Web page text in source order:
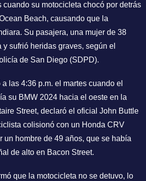
cuando su motocicleta chocó por detrás
Beach, causando que la
Su pasajera, una mujer de 38
sufrió heridas graves, según el
de San Diego (SDPD).
las 4:36 p.m. el martes cuando el
su BMW 2024 hacia el oeste en la
Street, declaró el oficial John Buttle
colisionó con un Honda CRV
un hombre de 49 años, que se había
de alto en Bacon Street.
que la motocicleta no se detuvo, lo